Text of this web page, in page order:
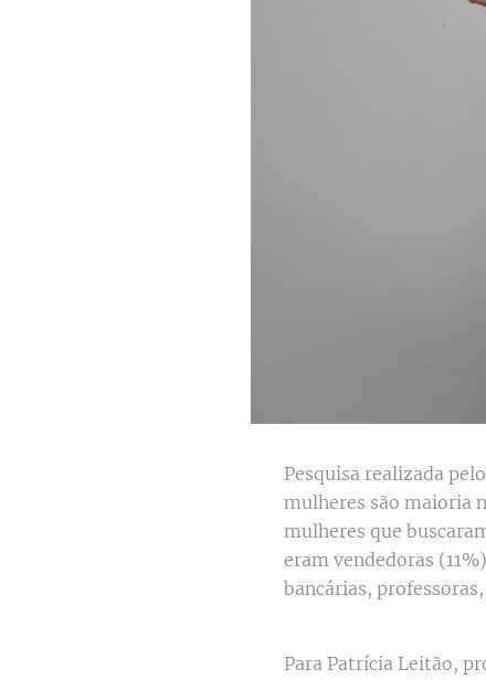
Pesquisa realizada
mulheres são maioria
mulheres que
eram vendedoras
bancárias,
Para Patrícia Leitão,